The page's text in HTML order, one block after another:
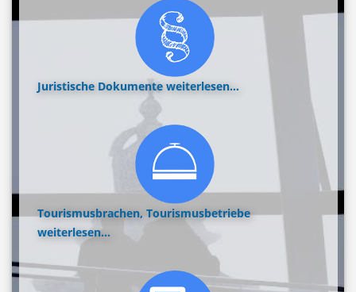
Juristische Dokumente weiterlesen...
Tourismusbrachen, Tourismusbetriebe
weiterlesen...